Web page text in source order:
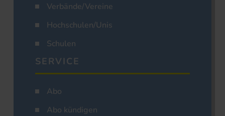
Verbände/Vereine
Hochschulen/Unis
Schulen
SERVICE
Abo
Abo kündigen